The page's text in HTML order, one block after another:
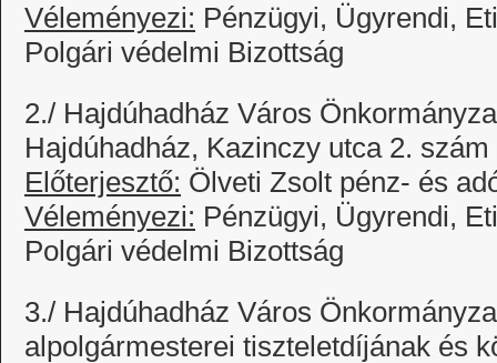
Véleményezi: Pénzügyi, Ügyrendi,
Polgári védelmi Bizottság
2./ Hajdúhadház Város
Hajdúhadház, Kazinczy utca 2.
Előterjesztő: Ölveti Zsolt pénz- és
Véleményezi: Pénzügyi, Ügyrendi,
Polgári védelmi Bizottság
3./ Hajdúhadház Város
alpolgármesterei tiszteletdíjának és